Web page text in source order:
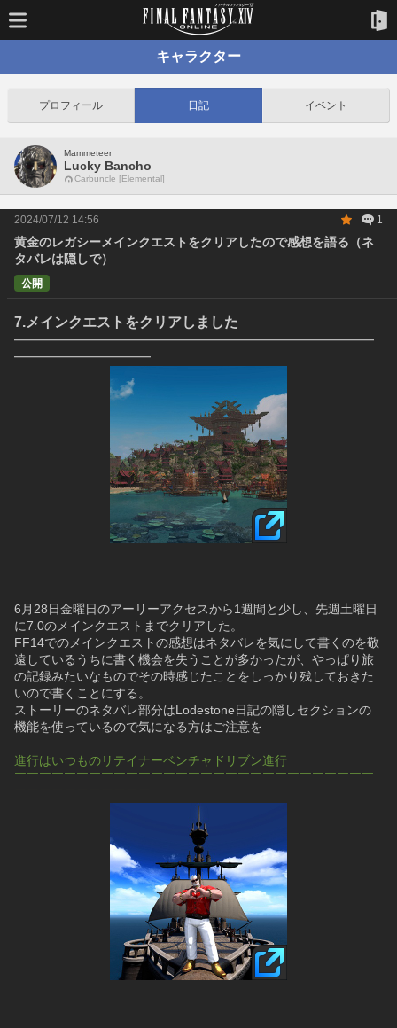
キャラクター
プロフィール 日記 イベント
Mammeteer
Lucky Bancho
Carbuncle [Elemental]
2024/07/12 14:56 1
黄金のレガシーメインクエストをクリアしたので感想を語る（ネ
タバレは隠しで）
公開
7.メインクエストをクリアしました
━━━━━━━━━━━━━━━━━━━━━━━━━━━━━
━━━━━━━━━━━
6月28日金曜日のアーリーアクセスから1週間と少し、先週土曜日
に7.0のメインクエストまでクリアした。
FF14でのメインクエストの感想はネタバレを気にして書くのを敬
遠しているうちに書く機会を失うことが多かったが、やっぱり旅
の記録みたいなものでその時感じたことをしっかり残しておきた
いので書くことにする。
ストーリーのネタバレ部分はLodestone日記の隠しセクションの
機能を使っているので気になる方はご注意を
進行はいつものリテイナーベンチャドリブン進行
￣￣￣￣￣￣￣￣￣￣￣￣￣￣￣￣￣￣￣￣￣￣￣￣￣￣￣￣￣
￣￣￣￣￣￣￣￣￣￣￣